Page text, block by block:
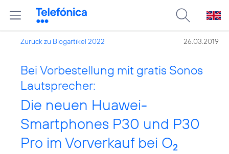
Zurück zu Blogartikel 2022 26.03.2019
Bei Vorbestellung mit gratis Sonos
Lautsprecher:
Die neuen Huawei-
Smartphones P30 und P30
Pro im Vorverkauf bei O2